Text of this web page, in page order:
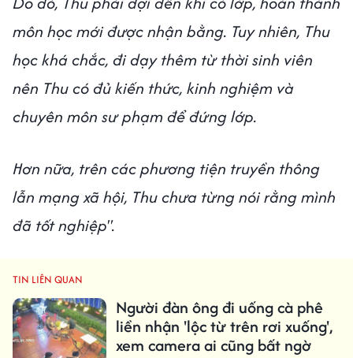
môn học mới được nhận bằng. Tuy nhiên, Thu
học khá chắc, đi dạy thêm từ thời sinh viên
nên Thu có đủ kiến thức, kinh nghiệm và
chuyên môn sư phạm để đứng lớp.
Hơn nữa, trên các phương tiện truyền thông
lẫn mạng xã hội, Thu chưa từng nói rằng mình
đã tốt nghiệp".
TIN LIÊN QUAN
Người đàn ông đi uống cà phê
liền nhận 'lộc từ trên rơi xuống',
xem camera ai cũng bất ngờ